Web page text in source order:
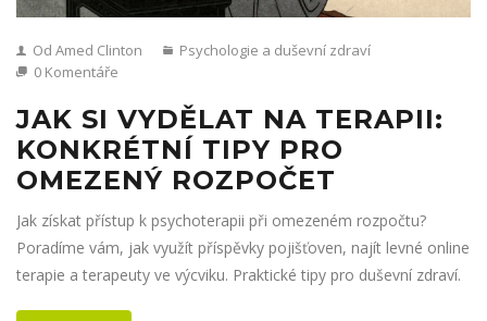
Od Amed Clinton
Psychologie a duševní zdraví
0 Komentáře
JAK SI VYDĚLAT NA TERAPII:
KONKRÉTNÍ TIPY PRO
OMEZENÝ ROZPOČET
Jak získat přístup k psychoterapii při omezeném rozpočtu?
Poradíme vám, jak využít příspěvky pojišťoven, najít levné online
terapie a terapeuty ve výcviku. Praktické tipy pro duševní zdraví.